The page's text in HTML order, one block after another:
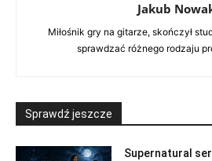
Jakub
Miłośnik gry na gitarze, skończył
sprawdzać różnego rodzaju
Sprawdź jeszcze
Supernatural